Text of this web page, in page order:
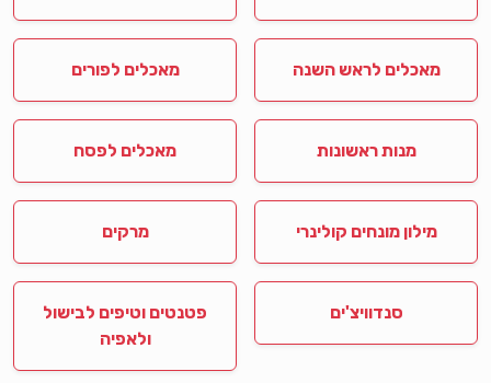
מאכלים לראש השנה מאכלים לפורים
מנות ראשונות מאכלים לפסח
מילון מונחים קולינרי מרקים
סנדוויצ'ים
פטנטים וטיפים לבישול
ולאפיה